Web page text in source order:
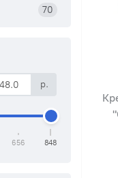
70
р.
656 848